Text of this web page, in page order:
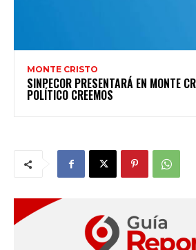
MONTE CRISTO
SINPECOR PRESENTARÁ EN MONTE
POLÍTICO CREEMOS